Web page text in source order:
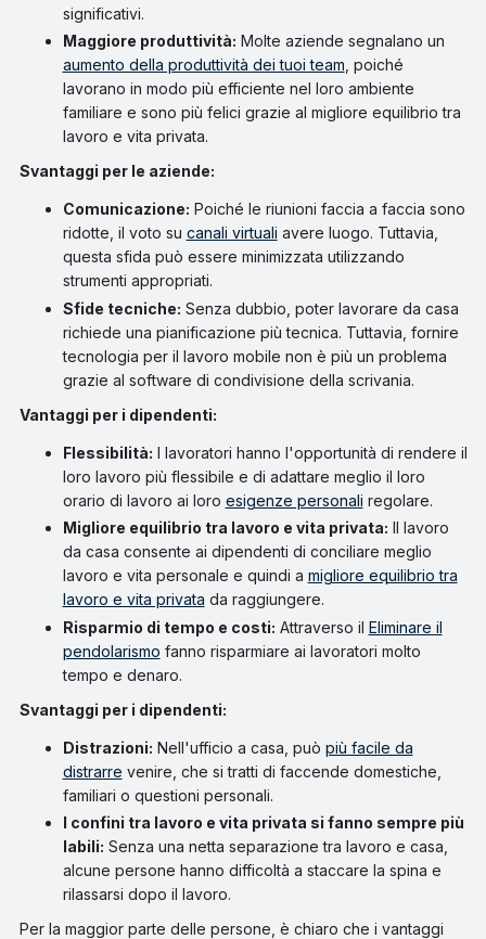
significativi.
Maggiore produttività: Molte aziende segnalano un
aumento della produttività dei tuoi team , poiché
lavorano in modo più efficiente nel loro ambiente
familiare e sono più felici grazie al migliore equilibrio tra
lavoro e vita privata.
Svantaggi per le aziende:
Comunicazione: Poiché le riunioni faccia a faccia sono
ridotte, il voto su canali virtuali avere luogo. Tuttavia,
questa sfida può essere minimizzata utilizzando
strumenti appropriati.
Sfide tecniche: Senza dubbio, poter lavorare da casa
richiede una pianificazione più tecnica. Tuttavia, fornire
tecnologia per il lavoro mobile non è più un problema
grazie al software di condivisione della scrivania.
Vantaggi per i dipendenti:
Flessibilità: I lavoratori hanno l'opportunità di rendere il
loro lavoro più flessibile e di adattare meglio il loro
orario di lavoro ai loro esigenze personali regolare.
Migliore equilibrio tra lavoro e vita privata: Il lavoro
da casa consente ai dipendenti di conciliare meglio
lavoro e vita personale e quindi a migliore equilibrio tra
lavoro e vita privata da raggiungere.
Risparmio di tempo e costi: Attraverso il Eliminare il
pendolarismo fanno risparmiare ai lavoratori molto
tempo e denaro.
Svantaggi per i dipendenti:
Distrazioni: Nell'ufficio a casa, può più facile da
distrarre venire, che si tratti di faccende domestiche,
familiari o questioni personali.
I confini tra lavoro e vita privata si fanno sempre più
labili: Senza una netta separazione tra lavoro e casa,
alcune persone hanno difficoltà a staccare la spina e
rilassarsi dopo il lavoro.
Per la maggior parte delle persone, è chiaro che i vantaggi